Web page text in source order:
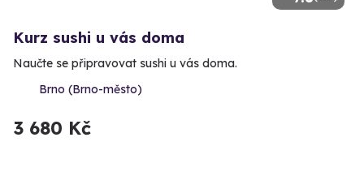
Kurz sushi u vás doma
Naučte se připravovat sushi u vás doma.
Brno (Brno-město)
3 680 Kč